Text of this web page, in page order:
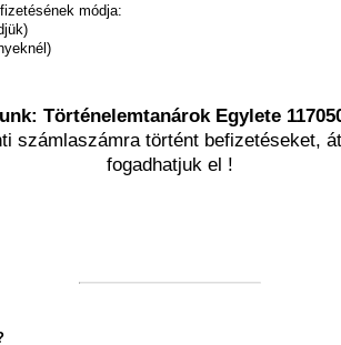
módja:
Történelemtanárok Egylete
számlaszámra történt befizetéseket,
fogadhatjuk el !